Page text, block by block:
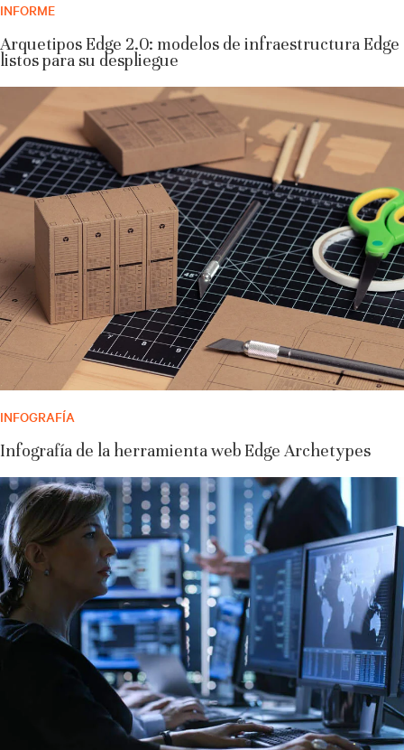
INFORME
Arquetipos Edge 2.0: modelos de infraestructura Edge
listos para su despliegue
INFOGRAFÍA
Infografía de la herramienta web Edge Archetypes